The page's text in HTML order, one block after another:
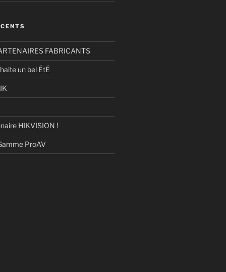
FABRICANTS
un bel ÉtÉ
HIKVISION !
ProAV